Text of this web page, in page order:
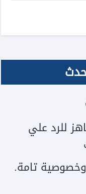
للرد علي
تامة.